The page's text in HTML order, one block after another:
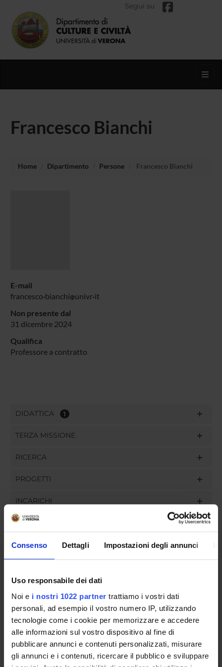
Consenso Dettagli Impostazioni degli annunci
Uso responsabile dei dati
Noi e i nostri 1022 partner trattiamo i vostri dati
personali, ad esempio il vostro numero IP, utilizzando
tecnologie come i cookie per memorizzare e accedere
alle informazioni sul vostro dispositivo al fine di
pubblicare annunci e contenuti personalizzati, misurare
gli annunci e i contenuti, ricercare il pubblico e sviluppare
Segui su
Francesco Bianchi
Home Dipartimento Persone Francesco Bianchi
E-mail
francesco bianchi univr it
Non presente dal
31 dicembre 2024
Qualifica
Professore a contratto
DIDATTICA 1
TERZA MISSIONE
RICERCA
PROGETTI
INCARICHI
GOVERNANCE
COMMISSIONI
UFFICI E STRUTTURE DI SERVIZIO
SERVIZI DI SEGRETERIA STUDENTI